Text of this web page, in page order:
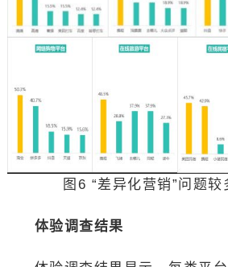
图6 “差异化营销”问题较
体验调查结果